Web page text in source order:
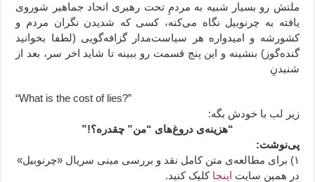
ملتش رو بسیار شبیه به مردمِ تحت رهبری اتحاد جماهیر شوروی
یافته به چرنوبیل نگاه می‌کنه، کسی که شدیدن نگران مردم و
کشورشه و امیدواره هر سیاست‌مدار گزافه‌گویی (لطفا بخوانید
گنده‌گوز) بنشینه و این پنج قسمت رو ببینه تا شاید اخر سر، بعد از
شنیدنِ
“What is the cost of lies?”
زیر لب با خودش بگه:
“هزینه‌ی دروغ‌های “من” چقدره؟!”
پی‌نوشت:
۱) برای مطالعه‌ی متن کامل نقد و بررسی مینی سریال «چرنوبیل»
در همین سایت اینجا کلیک کنید.